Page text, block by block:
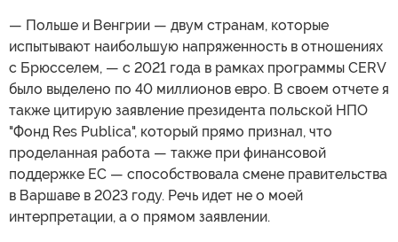
— Польше и Венгрии — двум странам, которые
испытывают наибольшую напряженность в отношениях
с Брюсселем, — с 2021 года в рамках программы CERV
было выделено по 40 миллионов евро. В своем отчете я
также цитирую заявление президента польской НПО
"Фонд Res Publica", который прямо признал, что
проделанная работа — также при финансовой
поддержке ЕС — способствовала смене правительства
в Варшаве в 2023 году. Речь идет не о моей
интерпретации, а о прямом заявлении.